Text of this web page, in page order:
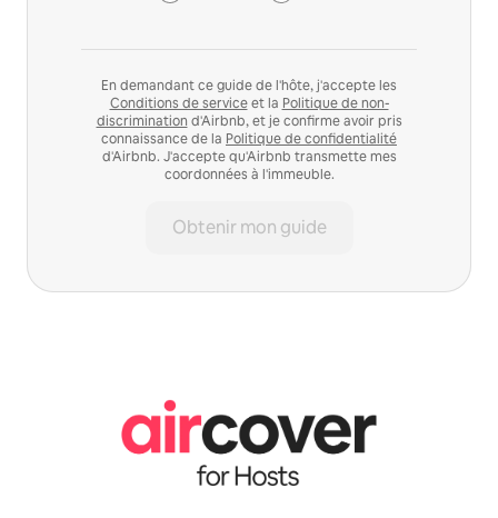
En demandant ce guide de l'hôte, j'accepte les
Conditions de serviceet la Politique de non-
discrimination d'Airbnb, et je confirme avoir pris
connaissance de la Politique de confidentialité
d'Airbnb. J'accepte qu'Airbnb transmette mes
coordonnées à l'immeuble.
Obtenir mon guide